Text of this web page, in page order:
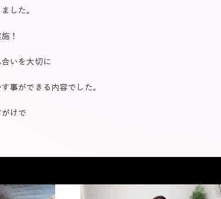
した。
！
いを大切に
事ができる内容でした。
けで